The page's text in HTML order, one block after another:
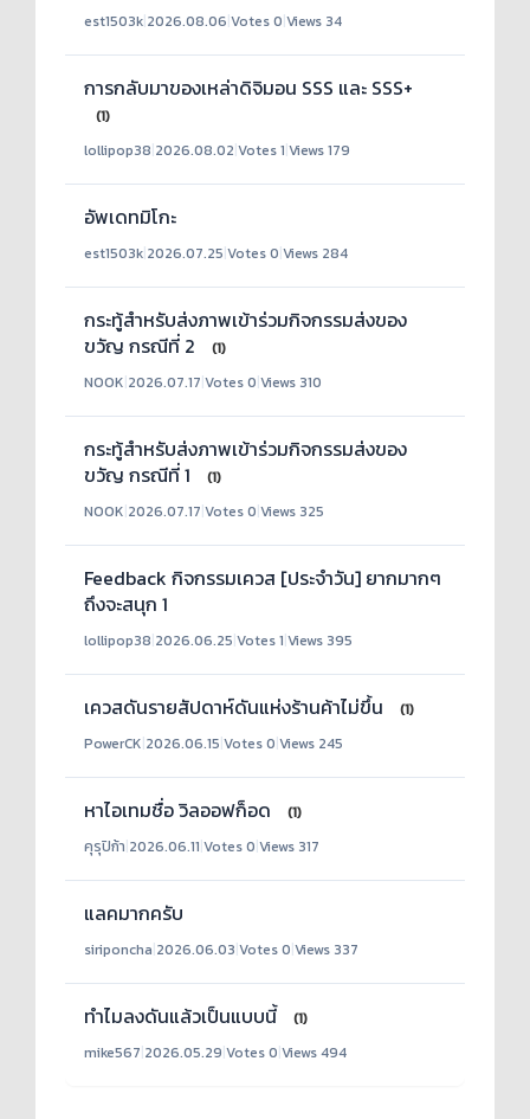
est1503k|2026.08.06|Votes 0|Views 34
การกลับมาของเหล่าดิจิมอน SSS และ SSS+
(1)
lollipop38|2026.08.02|Votes 1|Views 179
อัพเดทมิโกะ
est1503k|2026.07.25|Votes 0|Views 284
กระทู้สำหรับส่งภาพเข้าร่วมกิจกรรมส่งของ
ขวัญ กรณีที่ 2
(1)
NOOK|2026.07.17|Votes 0|Views 310
กระทู้สำหรับส่งภาพเข้าร่วมกิจกรรมส่งของ
ขวัญ กรณีที่ 1
(1)
NOOK|2026.07.17|Votes 0|Views 325
Feedback กิจกรรมเควส [ประจำวัน] ยากมากๆ
ถึงจะสนุก 1
lollipop38|2026.06.25|Votes 1|Views 395
เควสดันรายสัปดาห์ดันแห่งร้านค้าไม่ขึ้น
(1)
PowerCK|2026.06.15|Votes 0|Views 245
หาไอเทมชื่อ วิลออฟก็อด
(1)
คุรุปิก้า|2026.06.11|Votes 0|Views 317
แลคมากครับ
siriponcha|2026.06.03|Votes 0|Views 337
ทำไมลงดันแล้วเป็นแบบนี้
(1)
mike567|2026.05.29|Votes 0|Views 494